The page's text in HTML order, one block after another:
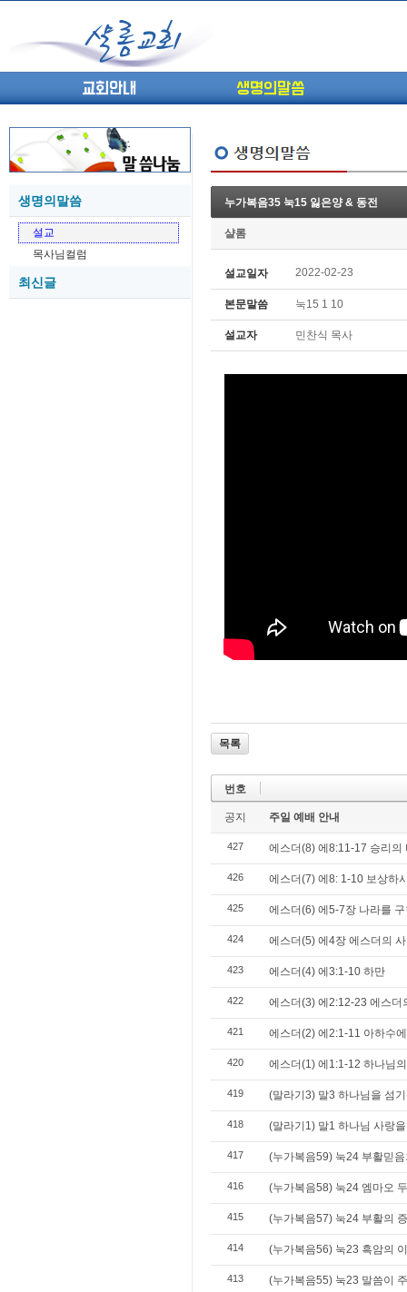
교회안내 생명의말씀
생명의말씀
설교
목사님컬럼
최신글
05-26 (고린도전서12) 고전7:23-40 ...
05-20 (고린도전서10) 고전6:1~11 ...
05-20 (고린도전서9) 고전5:1-13 ...
05-18 (고린도전서7) 고전4:1-8 판...
누가복음35 눅15 잃은양 & 동전
샬롬
설교일자 2022-02-23
본문말씀 눅15 1 10
설교자 민찬식 목사
목록
번호
공지 주일 예배 안내
427 에스더(8) 에8:11-17 승리의
426 에스더(7) 에8: 1-10 보상하
425 에스더(6) 에5-7장 나라를
424 에스더(5) 에4장 에스더의
423 에스더(4) 에3:1-10 하만
422 에스더(3) 에2:12-23 에스더
421 에스더(2) 에2:1-11 아하수
420 에스더(1) 에1:1-12 하나님
419 (말라기3) 말3 하나님을 섬
418 (말라기1) 말1 하나님 사랑
417 (누가복음59) 눅24 부활믿
416 (누가복음58) 눅24 엠마오
415 (누가복음57) 눅24 부활의
414 (누가복음56) 눅23 흑암의
413 (누가복음55) 눅23 말씀이